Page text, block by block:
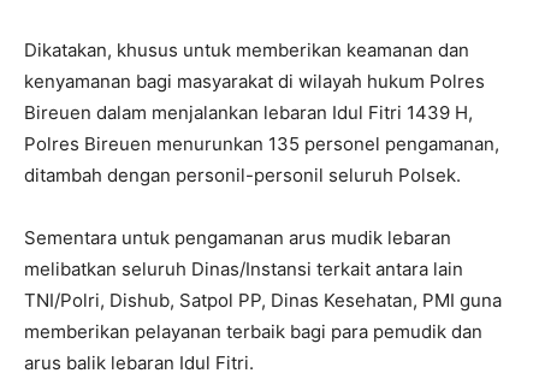
Dikatakan, khusus untuk memberikan keamanan dan
kenyamanan bagi masyarakat di wilayah hukum Polres
Bireuen dalam menjalankan lebaran Idul Fitri 1439 H,
Polres Bireuen menurunkan 135 personel pengamanan,
ditambah dengan personil-personil seluruh Polsek.
Sementara untuk pengamanan arus mudik lebaran
melibatkan seluruh Dinas/Instansi terkait antara lain
TNI/Polri, Dishub, Satpol PP, Dinas Kesehatan, PMI guna
memberikan pelayanan terbaik bagi para pemudik dan
arus balik lebaran Idul Fitri.